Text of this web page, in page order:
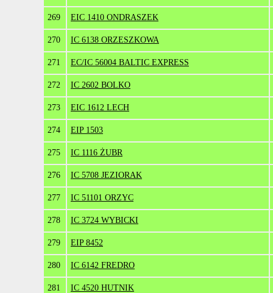
269 EIC 1410 ONDRASZEK
270 IC 6138 ORZESZKOWA
271 EC/IC 56004 BALTIC EXPRESS
272 IC 2602 BOLKO
273 EIC 1612 LECH
274 EIP 1503
275 IC 1116 ŻUBR
276 IC 5708 JEZIORAK
277 IC 51101 ORZYC
278 IC 3724 WYBICKI
279 EIP 8452
280 IC 6142 FREDRO
281 IC 4520 HUTNIK